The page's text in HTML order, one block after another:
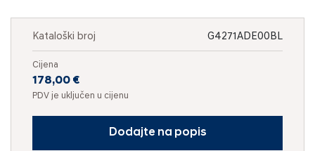
Kataloški broj G4271ADE00BL
Cijena
178,00 €
PDV je uključen u cijenu
Dodajte na popis